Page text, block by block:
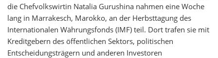
die Chefvolkswirtin Natalia Gurushina nahmen eine Woche
lang in Marrakesch, Marokko, an der Herbsttagung des
Internationalen Währungsfonds (IMF) teil. Dort trafen sie mit
Kreditgebern des öffentlichen Sektors, politischen
Entscheidungsträgern und anderen Investoren